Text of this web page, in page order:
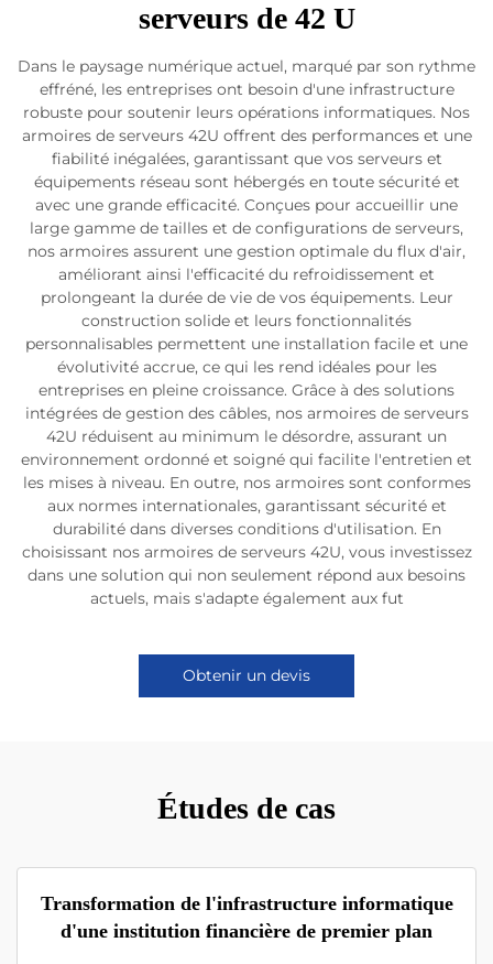
serveurs de 42 U
Dans le paysage numérique actuel, marqué par son rythme
effréné, les entreprises ont besoin d'une infrastructure
robuste pour soutenir leurs opérations informatiques. Nos
armoires de serveurs 42U offrent des performances et une
fiabilité inégalées, garantissant que vos serveurs et
équipements réseau sont hébergés en toute sécurité et
avec une grande efficacité. Conçues pour accueillir une
large gamme de tailles et de configurations de serveurs,
nos armoires assurent une gestion optimale du flux d'air,
améliorant ainsi l'efficacité du refroidissement et
prolongeant la durée de vie de vos équipements. Leur
construction solide et leurs fonctionnalités
personnalisables permettent une installation facile et une
évolutivité accrue, ce qui les rend idéales pour les
entreprises en pleine croissance. Grâce à des solutions
intégrées de gestion des câbles, nos armoires de serveurs
42U réduisent au minimum le désordre, assurant un
environnement ordonné et soigné qui facilite l'entretien et
les mises à niveau. En outre, nos armoires sont conformes
aux normes internationales, garantissant sécurité et
durabilité dans diverses conditions d'utilisation. En
choisissant nos armoires de serveurs 42U, vous investissez
dans une solution qui non seulement répond aux besoins
actuels, mais s'adapte également aux fut
Obtenir un devis
Études de cas
Transformation de l'infrastructure informatique
d'une institution financière de premier plan